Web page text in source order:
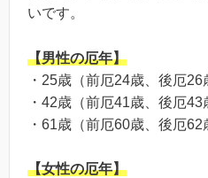
いです。
【男性の厄年】
・25歳（前厄24歳、後厄26
・42歳（前厄41歳、後厄43
・61歳（前厄60歳、後厄62
【女性の厄年】